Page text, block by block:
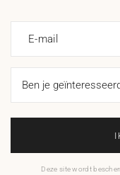
E-mail
Deze site wordt